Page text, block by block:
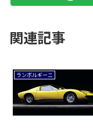
関連記事
ランボルギーニ